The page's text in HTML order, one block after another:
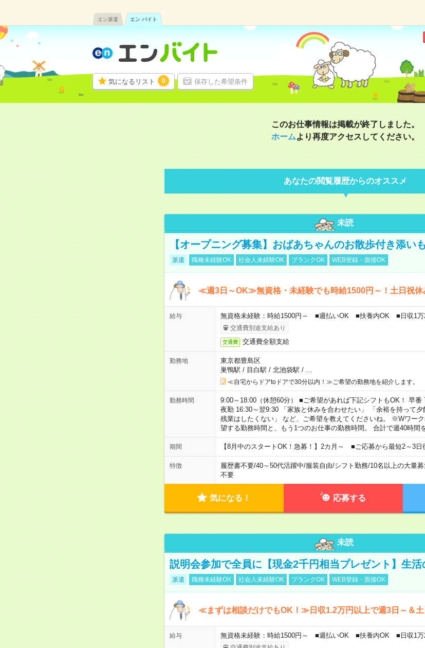
エン派遣 エン バイト
気になるリスト 0 保存した希望条件
このお仕事情報は掲載が終了しました。
ホームより再度アクセスしてください。
あなたの閲覧履歴からのオススメ
未読
【オープニング募集】おばあちゃんのお散歩付き添い
派遣 職種未経験OK 社会人未経験OK ブランクOK WEB登録・面接OK
≪週3日～OK≫無資格・未経験でも時給1500円～！土日祝休
給与 無資格未経験：時給1500円～ ■週払いOK ■扶養内OK ■日収1万
交通費別途支給あり
交通費 交通費全額支給
勤務地
東京都豊島区
巣鴨駅 / 目白駅 / 北池袋駅 / …
≪自宅からドアtoドアで30分以内！≫ご希望の勤務地を紹介します。
勤務時間
9:00～18:00（休憩60分） ■ご希望があれば下記シフトもOK！ 早番
夜勤 16:30～翌9:30 「家族と休みを合わせたい」 「余裕を持って
残業はしたくない」 など、ご希望を教えてくださいね。 ※Wワー
望する勤務時間と、もう1つのお仕事の勤務時間。 合計で週40時間
期間 【8月中のスタートOK！急募！】2カ月～ ■ご応募から最短2～3日
特徴 履歴書不要/40～50代活躍中/服装自由/シフト勤務/10名以上の大量募
不要
気になる！ 応募する
未読
説明会参加で全員に【現金2千円相当プレゼント】生活
派遣 職種未経験OK 社会人未経験OK ブランクOK WEB登録・面接OK
≪まずは相談だけでもOK！≫日収1.2万円以上で週3日～＆土
給与 無資格未経験：時給1500円～ ■週払いOK ■扶養内OK ■日収1万